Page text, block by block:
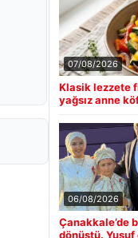
07/08/2026
Klasik lezzete
yağsız anne
06/08/2026
Çanakkale’de
dönüştü.